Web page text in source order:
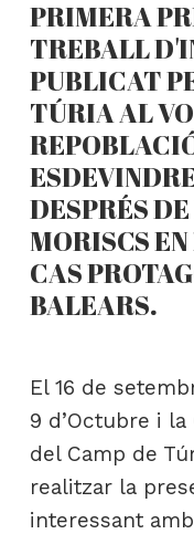
PRIMERA
TREBALL
PUBLICAT
TÚRIA AL
DESPRÉS
MORISCS
CAS
BALEARS.
El 16 de
9 d’Octubre i
del Camp de
realitzar la
interessant